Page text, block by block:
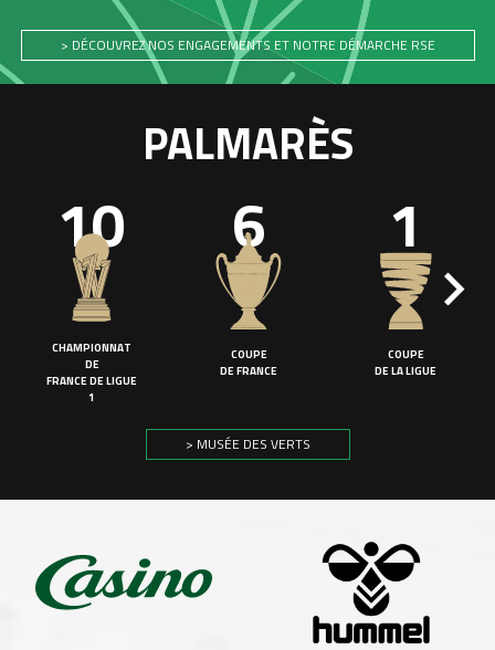
> DÉCOUVREZ NOS ENGAGEMENTS ET NOTRE DÉMARCHE RSE
PALMARÈS
10
CHAMPIONNAT
DE
FRANCE DE LIGUE
1
6
COUPE
DE FRANCE
1
COUPE
DE LA LIGUE
> MUSÉE DES VERTS